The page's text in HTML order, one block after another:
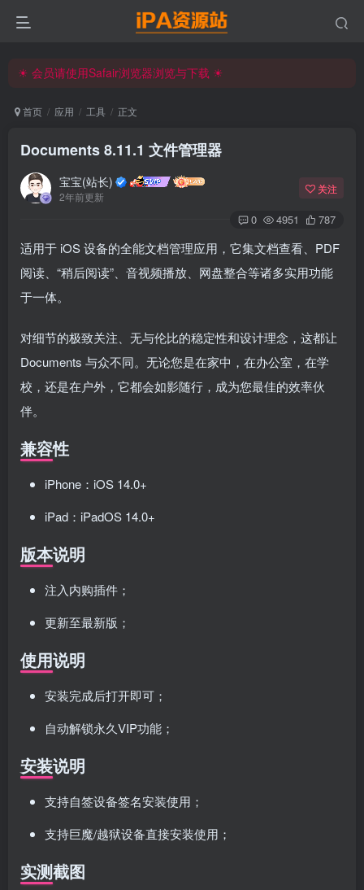
☀ 会员请使用Safair浏览器浏览与下载 ☀
☀ 会员请使用Safair浏览器浏览与下载 ☀
首页 应用 工具 正文
Documents 8.11.1 文件管理器
宝宝(站长)
2年前更新
关注
0 4951 787
适用于 iOS 设备的全能文档管理应用，它集文档查看、PDF
阅读、“稍后阅读”、音视频播放、网盘整合等诸多实用功能
于一体。
对细节的极致关注、无与伦比的稳定性和设计理念，这都让
Documents 与众不同。无论您是在家中，在办公室，在学
校，还是在户外，它都会如影随行，成为您最佳的效率伙
伴。
兼容性
iPhone：iOS 14.0+
iPad：iPadOS 14.0+
版本说明
注入内购插件；
更新至最新版；
使用说明
安装完成后打开即可；
自动解锁永久VIP功能；
安装说明
支持自签设备签名安装使用；
支持巨魔/越狱设备直接安装使用；
实测截图